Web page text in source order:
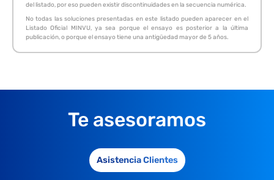
del listado, por eso pueden existir discontinuidades en la secuencia numérica.
No todas las soluciones presentadas en este listado pueden aparecer en el
Listado Oficial MINVU, ya sea porque el ensayo es posterior a la última
publicación, o porque el ensayo tiene una antigüedad mayor de 5 años.
Te asesoramos
Asistencia Clientes